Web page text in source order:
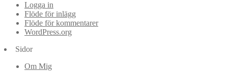
Logga in
Flöde för inlägg
Flöde för kommentarer
WordPress.org
Sidor
Om Mig